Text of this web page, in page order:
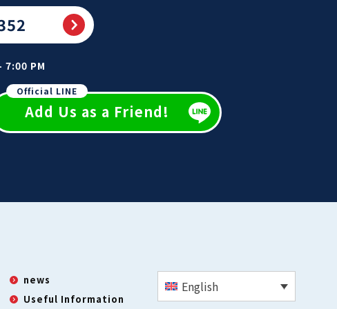
7:00 PM
Official LINE
Add Us as a Friend!
news
Useful Information
English